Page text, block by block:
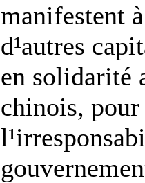
manifestent
d¹autres
en solidarité
chinois, pour